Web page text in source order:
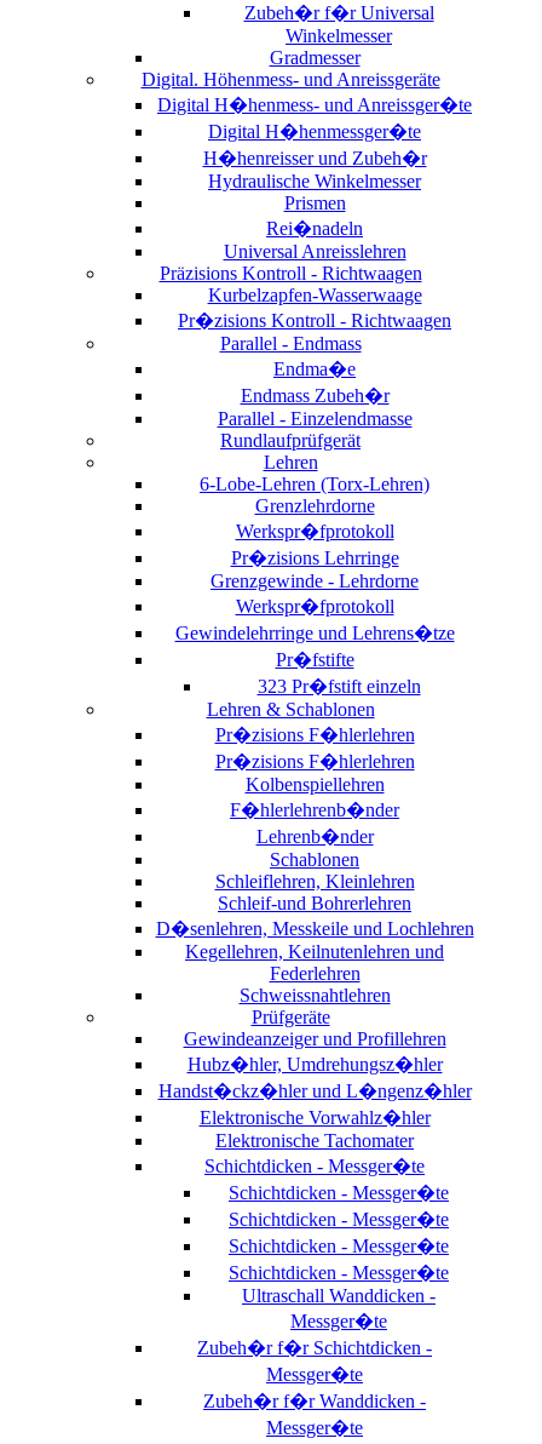
Zubeh�r f�r Universal
Winkelmesser
Gradmesser
Digital. Höhenmess- und Anreissgeräte
Digital H�henmess- und Anreissger�te
Digital H�henmessger�te
H�henreisser und Zubeh�r
Hydraulische Winkelmesser
Prismen
Rei�nadeln
Universal Anreisslehren
Präzisions Kontroll - Richtwaagen
Kurbelzapfen-Wasserwaage
Pr�zisions Kontroll - Richtwaagen
Parallel - Endmass
Endma�e
Endmass Zubeh�r
Parallel - Einzelendmasse
Rundlaufprüfgerät
Lehren
6-Lobe-Lehren (Torx-Lehren)
Grenzlehrdorne
Werkspr�fprotokoll
Pr�zisions Lehrringe
Grenzgewinde - Lehrdorne
Werkspr�fprotokoll
Gewindelehrringe und Lehrens�tze
Pr�fstifte
323 Pr�fstift einzeln
Lehren & Schablonen
Pr�zisions F�hlerlehren
Pr�zisions F�hlerlehren
Kolbenspiellehren
F�hlerlehrenb�nder
Lehrenb�nder
Schablonen
Schleiflehren, Kleinlehren
Schleif-und Bohrerlehren
D�senlehren, Messkeile und Lochlehren
Kegellehren, Keilnutenlehren und
Federlehren
Schweissnahtlehren
Prüfgeräte
Gewindeanzeiger und Profillehren
Hubz�hler, Umdrehungsz�hler
Handst�ckz�hler und L�ngenz�hler
Elektronische Vorwahlz�hler
Elektronische Tachomater
Schichtdicken - Messger�te
Schichtdicken - Messger�te
Schichtdicken - Messger�te
Schichtdicken - Messger�te
Schichtdicken - Messger�te
Ultraschall Wanddicken -
Messger�te
Zubeh�r f�r Schichtdicken -
Messger�te
Zubeh�r f�r Wanddicken -
Messger�te